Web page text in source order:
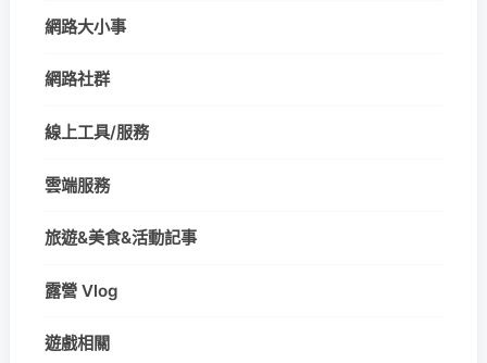
網路大小事
網路社群
線上工具/服務
雲端服務
旅遊&美食&活動記事
露營 Vlog
遊戲相關